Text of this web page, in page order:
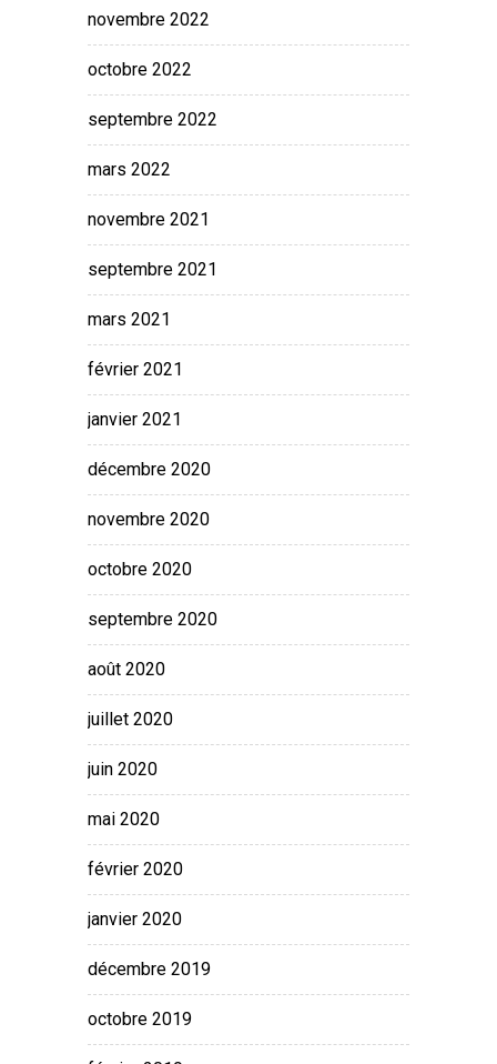
novembre 2022
octobre 2022
septembre 2022
mars 2022
novembre 2021
septembre 2021
mars 2021
février 2021
janvier 2021
décembre 2020
novembre 2020
octobre 2020
septembre 2020
août 2020
juillet 2020
juin 2020
mai 2020
février 2020
janvier 2020
décembre 2019
octobre 2019